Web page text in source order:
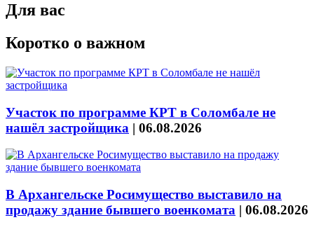
Для вас
Коротко о важном
Участок по программе КРТ в Соломбале не
нашёл застройщика | 06.08.2026
В Архангельске Росимущество выставило на
продажу здание бывшего военкомата | 06.08.2026